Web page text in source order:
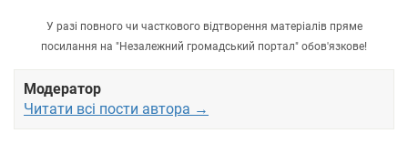
У разі повного чи часткового відтворення матеріалів пряме
посилання на "Незалежний громадський портал" обов'язкове!
Модератор
Читати всі пости автора →